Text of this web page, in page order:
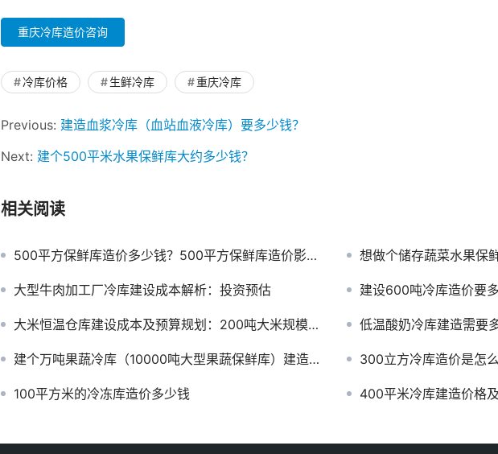
重庆冷库造价咨询
冷库价格 生鲜冷库 重庆冷库
Previous: 建造血浆冷库（血站血液冷库）要多少钱？
Next: 建个500平米水果保鲜库大约多少钱？
相关阅读
500平方保鲜库造价多少钱？500平方保鲜库造价影响因素 想做个储存蔬菜水果保
大型牛肉加工厂冷库建设成本解析：投资预估 建设600吨冷库造价要多
大米恒温仓库建设成本及预算规划：200吨大米规模的详细分析 低温酸奶冷库建造需要
建个万吨果蔬冷库（10000吨大型果蔬保鲜库）建造成本多少钱？ 300立方冷库造价是怎
100平方米的冷冻库造价多少钱 400平米冷库建造价格